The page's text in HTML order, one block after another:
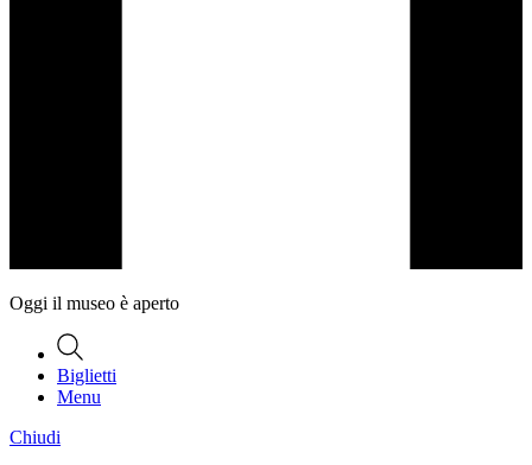
Oggi il museo è aperto
Biglietti
Menu
Chiudi